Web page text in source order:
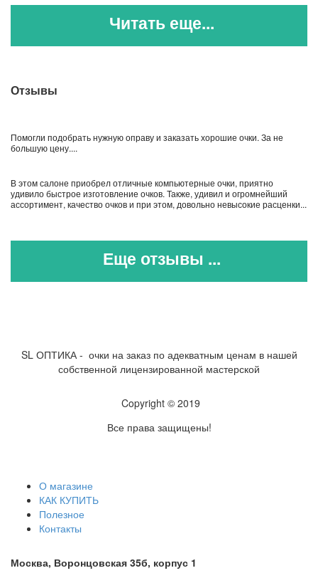
Читать еще...
Отзывы
Помогли подобрать нужную оправу и заказать хорошие очки. За не
большую цену....
В этом салоне приобрел отличные компьютерные очки, приятно
удивило быстрое изготовление очков. Также, удивил и огромнейший
ассортимент, качество очков и при этом, довольно невысокие расценки...
Еще отзывы ...
SL ОПТИКА - очки на заказ по адекватным ценам в нашей
собственной лицензированной мастерской
Copyright © 2019
Все права защищены!
О магазине
КАК КУПИТЬ
Полезное
Контакты
Москва, Воронцовская 35б, корпус 1